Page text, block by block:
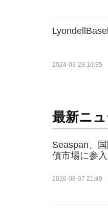
2024-03-28 10:35
最新ニ
Seaspan、
債市場に参入
2026-08-07 21:49